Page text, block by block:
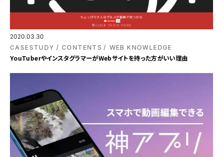
2020.03.30
CASESTUDY
CONTENTS WEB KNOWLEDGE
YouTuberやインスタグラマーがWebサイトを持った方がいい理由